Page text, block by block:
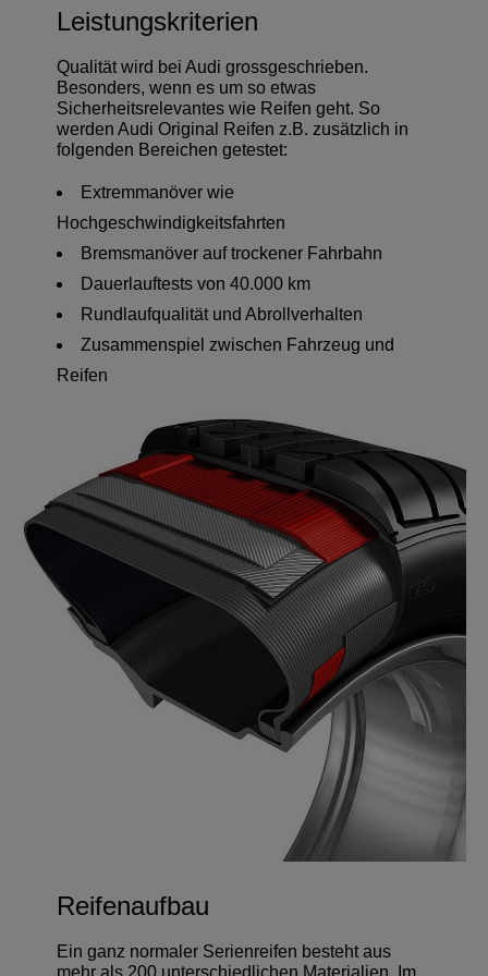
Leistungskriterien
Qualität wird bei Audi grossgeschrieben.
Besonders, wenn es um so etwas
Sicherheitsrelevantes wie Reifen geht. So
werden Audi Original Reifen z.B. zusätzlich in
folgenden Bereichen getestet:
Extremmanöver wie
Hochgeschwindigkeitsfahrten
Bremsmanöver auf trockener Fahrbahn
Dauerlauftests von 40.000 km
Rundlaufqualität und Abrollverhalten
Zusammenspiel zwischen Fahrzeug und
Reifen
Reifenaufbau
Ein ganz normaler Serienreifen besteht aus
mehr als 200 unterschiedlichen Materialien. Im